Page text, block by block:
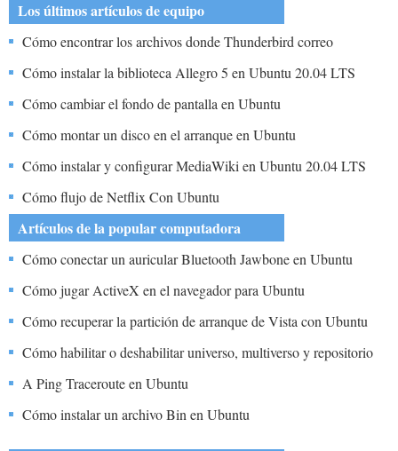
Los últimos artículos de equipo
Cómo encontrar los archivos donde Thunderbird correo
electrónico se almacena en Linux Ubuntu
Cómo instalar la biblioteca Allegro 5 en Ubuntu 20.04 LTS
(Focal Fossa)
Cómo cambiar el fondo de pantalla en Ubuntu
Cómo montar un disco en el arranque en Ubuntu
Cómo instalar y configurar MediaWiki en Ubuntu 20.04 LTS
[Pasos sencillos]
Cómo flujo de Netflix Con Ubuntu
Artículos de la popular computadora
Cómo conectar un auricular Bluetooth Jawbone en Ubuntu
Cómo jugar ActiveX en el navegador para Ubuntu
Cómo recuperar la partición de arranque de Vista con Ubuntu
Cómo habilitar o deshabilitar universo, multiverso y repositorio
restringido en Ubuntu 20.04
A Ping Traceroute en Ubuntu
Cómo instalar un archivo Bin en Ubuntu